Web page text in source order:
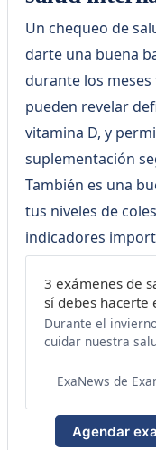
Un chequeo de
darte una buena
durante los
pueden revelar
vitamina D, y
suplementación
También es una
tus niveles de
indicadores
3 exámenes de
sí debes hacerte
Durante el
cuidar nuestra
ExaNews de
Agendar